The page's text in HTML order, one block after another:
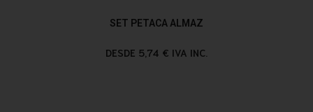
SET PETACA ALMAZ
DESDE 5,74 € IVA INC.